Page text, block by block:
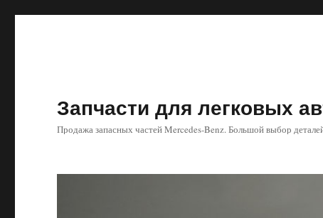
Запчасти для легковых
Продажа запасных частей Mercedes-Benz. Большой выбор